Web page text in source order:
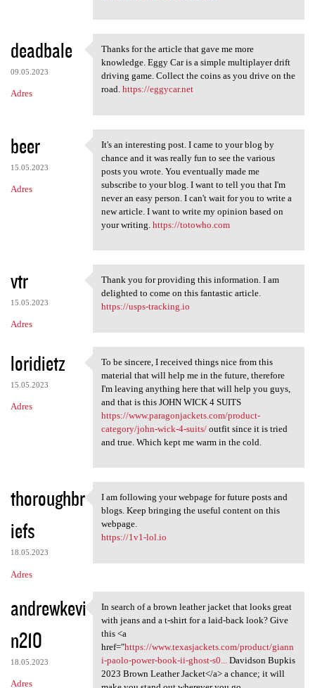
deadbale
09.05.2023
Adres
Thanks for the article that
Thanks for the article that gave me more
knowledge. Eggy Car is a simple multiplayer drift
driving game. Collect the coins as you drive on the
road. https://eggycar.net
beer
15.05.2023
Adres
It's an interesting post. I
It's an interesting post. I came to your blog by
chance and it was really fun to see the various
posts you wrote. You eventually made me
subscribe to your blog. I want to tell you that I'm
never an easy person. I can't wait for you to write a
new article. I want to write my opinion based on
your writing. https://totowho.com
vtr
15.05.2023
Adres
Thank you for providing this
Thank you for providing this information. I am
delighted to come on this fantastic article.
https://usps-tracking.io
loridietz
15.05.2023
Adres
To be sincere, I received
To be sincere, I received things nice from this
material that will help me in the future, therefore
I'm leaving anything here that will help you guys,
and that is this JOHN WICK 4 SUITS
https://www.paragonjackets.com/product-
category/john-wick-4-suits/outfit since it is tried
and true. Which kept me warm in the cold.
thoroughbr
iefs
18.05.2023
Adres
I am following your webpage
I am following your webpage for future posts and
blogs. Keep bringing the useful content on this
webpage.
https://1v1-lol.io
andrewkevi
n210
18.05.2023
Adres
In search of a brown leather
In search of a brown leather jacket that looks great
with jeans and a t-shirt for a laid-back look? Give
this <a
href="https://www.texasjackets.com/product/giann
i-paolo-power-book-ii-ghost-s0...Davidson Bupkis
2023 Brown Leather Jacket</a> a chance; it will